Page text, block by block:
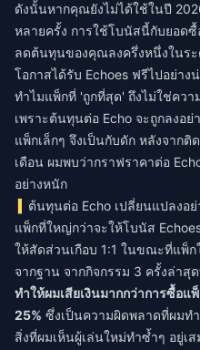
ดังนั้นหากคุณยังไม่ได้ใช้ในปี
หลายครั้ง การใช้โบนัสนี้กับยอด
ลดต้นทุนของคุณลงครึ่งหนึ่งในร
โอกาสได้รับ Echoes ฟรีไปอย่าง
ทำไมแพ็กที่ 'ถูกที่สุด' ถึงไม่ใช่คว
เพราะต้นทุนต่อ Echo จะถูกลงอ
แพ็กเล็กๆ จึงเป็นกับดัก หลังจากติ
เดือน ผมพบว่ากราฟราคาต่อ
อย่างหนัก
ต้นทุนต่อ Echo เปลี่ยนแปลงอ
แพ็กที่ใหญ่กว่าจะให้โบนัส
ให้สัดส่วนเกือบ 1:1 ในขณะที่แพ็
จากฐาน จากกิจกรรม 3 ครั้งล่าสุ
ทำให้ผมเสียเงินมากกว่าการซื้อแ
25% ซึ่งเป็นความผิดพลาดที่ผมท
สิ่งที่ผมเห็นผู้เล่นใหม่ทำซ้ำๆ อยู่เส